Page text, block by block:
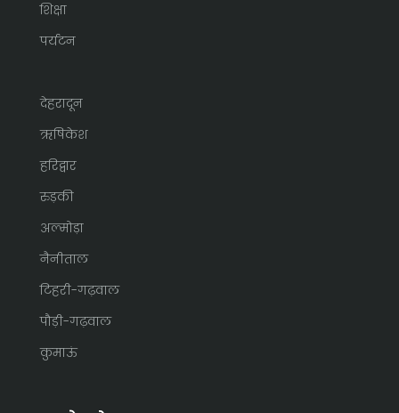
शिक्षा
पर्यटन
देहरादून
ऋषिकेश
हरिद्वार
रुड़की
अल्मोड़ा
नैनीताल
टिहरी-गढ़वाल
पौड़ी-गढ़वाल
कुमाऊं